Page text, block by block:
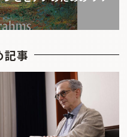
記事